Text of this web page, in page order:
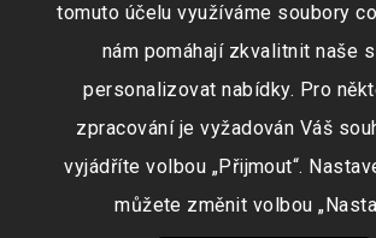
tomuto účelu využíváme soubory
nám pomáhají zkvalitnit naše
personalizovat nabídky. Pro
zpracování je vyžadován Váš
vyjádříte volbou „Přijmout“.
můžete změnit volbou